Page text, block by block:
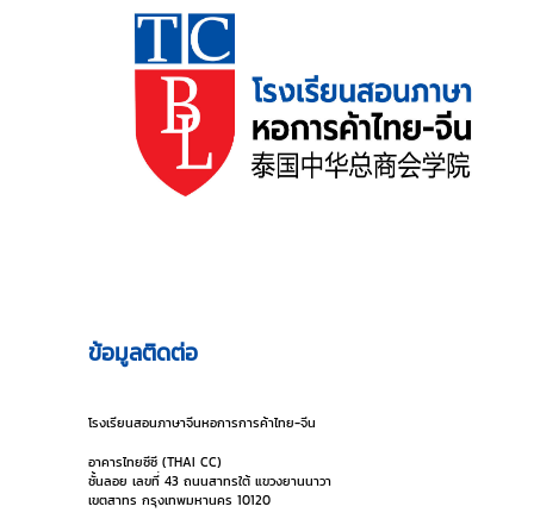
ข้อมูลติดต่อ
โรงเรียนสอนภาษาจีนหอการการค้าไทย-จีน
อาคารไทยซีซี (THAI CC)
ชั้นลอย เลขที่ 43 ถนนสาทรใต้ แขวงยานนาวา
เขตสาทร กรุงเทพมหานคร 10120